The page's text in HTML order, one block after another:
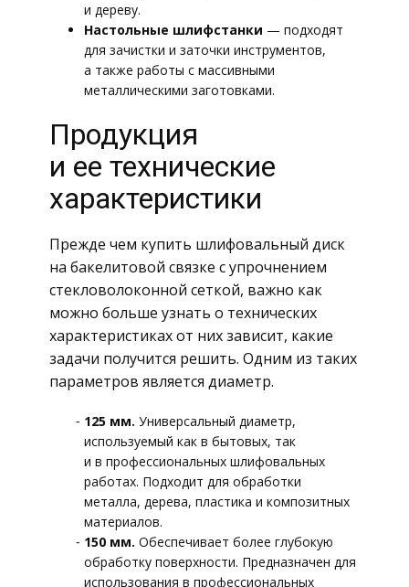
и дереву.
Настольные шлифстанки — подходят
для зачистки и заточки инструментов,
а также работы с массивными
металлическими заготовками.
Продукция
и ее технические
характеристики
Прежде чем купить шлифовальный диск
на бакелитовой связке с упрочнением
стекловолоконной сеткой, важно как
можно больше узнать о технических
характеристиках от них зависит, какие
задачи получится решить. Одним из таких
параметров является диаметр.
125 мм. Универсальный диаметр,
используемый как в бытовых, так
и в профессиональных шлифовальных
работах. Подходит для обработки
металла, дерева, пластика и композитных
материалов.
150 мм. Обеспечивает более глубокую
обработку поверхности. Предназначен для
использования в профессиональных